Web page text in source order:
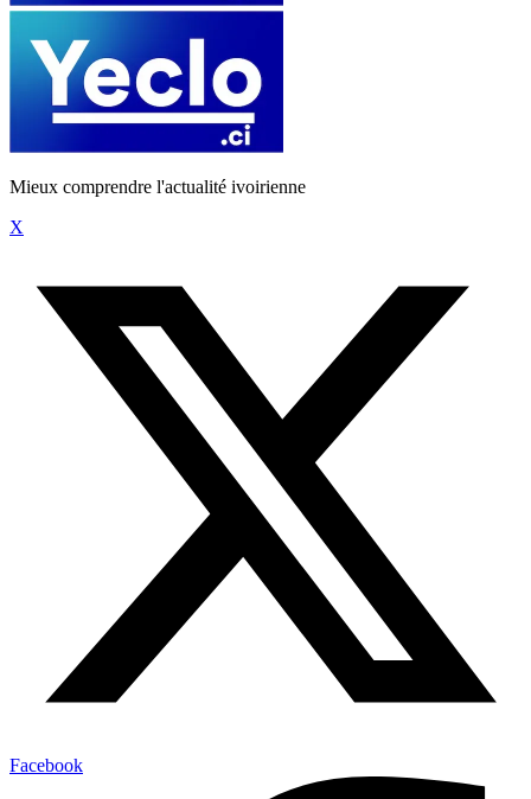
Mieux comprendre l'actualité ivoirienne
X
Facebook